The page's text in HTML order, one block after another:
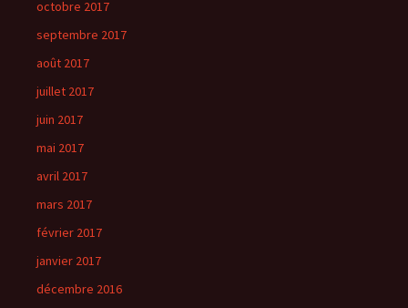
octobre 2017
septembre 2017
août 2017
juillet 2017
juin 2017
mai 2017
avril 2017
mars 2017
février 2017
janvier 2017
décembre 2016